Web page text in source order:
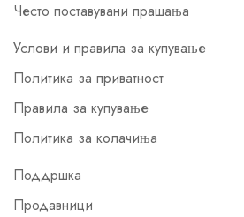
Често поставувани прашања
Услови и правила за купување
Политика за приватност
Правила за купување
Политика за колачиња
Поддршка
Продавници